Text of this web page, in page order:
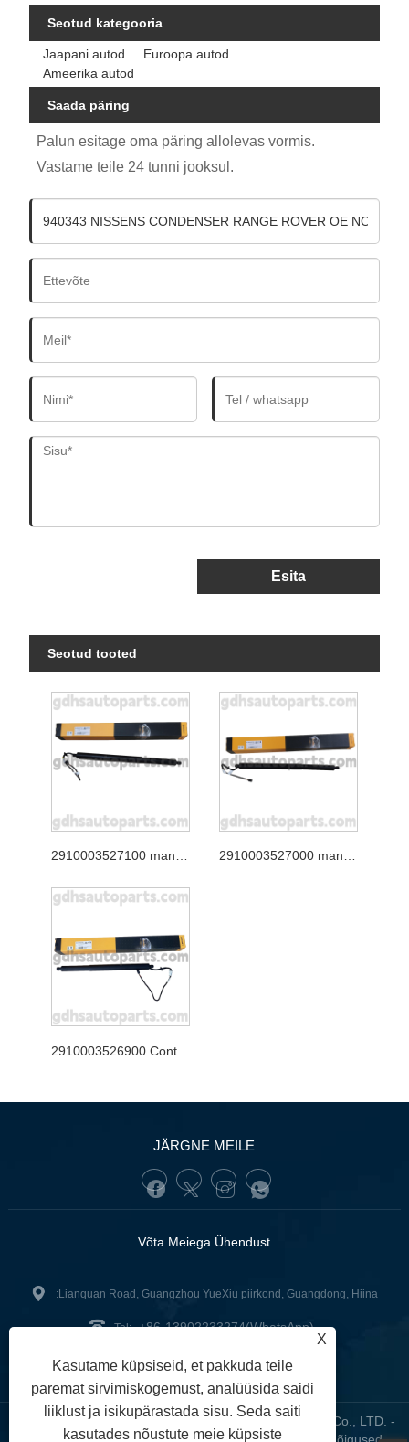
Seotud kategooria
Jaapani autod
Euroopa autod
Ameerika autod
Saada päring
Palun esitage oma päring allolevas vormis.
Vastame teile 24 tunni jooksul.
Esita
Seotud tooted
2910003526900 Continental tagaluugi tugine uue Range Rover Evoque OE nr jaoks. LR172984
JÄRGNE MEILE
Võta Meiega Ühendust
:Lianquan Road, Guangzhou YueXiu piirkond, Guangdong, Hiina
Tel: +86-13902233274(WhatsApp)
: tunofuzhilong@gdtuno.com
Autoriõigus © 2023 Guangzhou Hengsheng Auto Parts Co., LTD. -
Autode andurid, automootori kinnitus, autofiltrid - kõik õigused
X
Kasutame küpsiseid, et pakkuda teile
paremat sirvimiskogemust, analüüsida saidi
liiklust ja isikupärastada sisu. Seda saiti
kasutades nõustute meie küpsiste